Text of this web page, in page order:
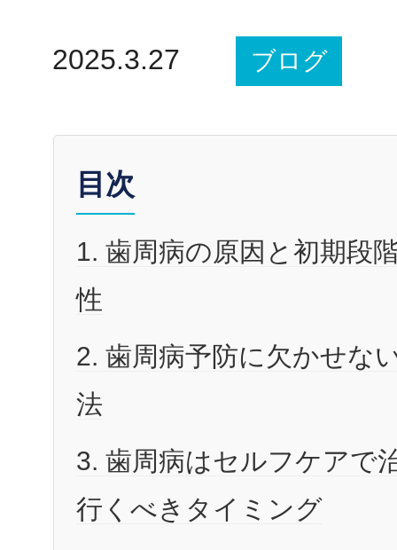
2025.3.27 ブログ
目次
1. 歯周病の原因と初期段
性
2. 歯周病予防に欠かせな
法
3. 歯周病はセルフケアで
行くべきタイミング